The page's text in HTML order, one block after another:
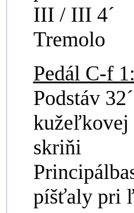
III / III 4´
Tremolo
Pedál C-f
Podstáv
kužeľkovej
skriňi
píšťaly pri